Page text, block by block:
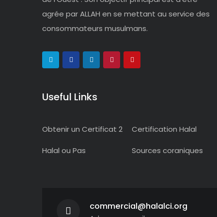
agrée par ALLAH en se mettant au service des
consommateurs musulmans.
Useful Links
Obtenir un Certificat 2 Certification Halal
Halal ou Pas Sources coraniques
commercial@halalci.org